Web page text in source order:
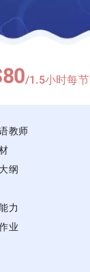
/1.5小时每节
教师
纲
力
业